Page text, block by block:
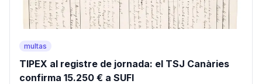
multas
TIPEX al registre de jornada: el TSJ Canàries
confirma 15.250 € a SUFI